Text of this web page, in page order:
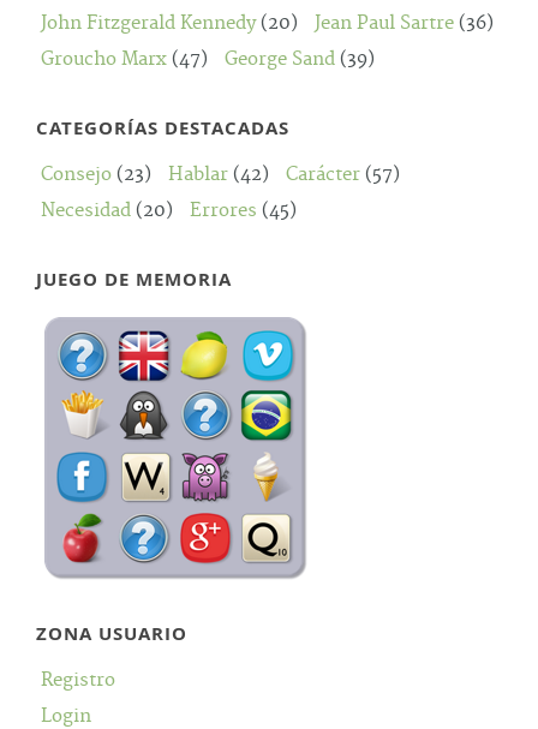
John Fitzgerald Kennedy(20) Jean Paul Sartre (36)
Groucho Marx (47) George Sand (39)
CATEGORÍAS DESTACADAS
Consejo (23) Hablar (42) Carácter (57)
Necesidad (20) Errores (45)
JUEGO DE MEMORIA
ZONA USUARIO
Registro
Login